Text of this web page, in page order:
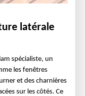
latérale
spécialiste, un
les fenêtres
et des charnières
sur les côtés. Ce